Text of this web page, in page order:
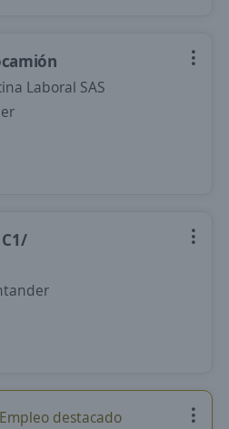
Laboral SAS
Empleo destacado